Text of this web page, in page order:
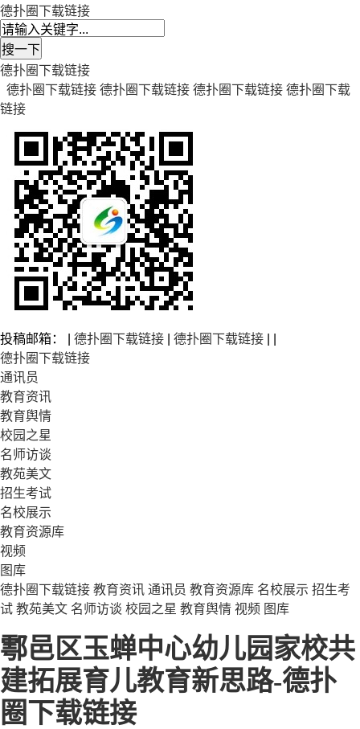
德扑圈下载链接
德扑圈下载链接
德扑圈下载链接 德扑圈下载链接 德扑圈下载链接 德扑圈下载
链接
投稿邮箱： | 德扑圈下载链接 德扑圈下载链接
德扑圈下载链接
通讯员
教育资讯
教育舆情
校园之星
名师访谈
教苑美文
招生考试
名校展示
教育资源库
视频
图库
德扑圈下载链接 教育资讯 通讯员 教育资源库 名校展示 招生考
试 教苑美文 名师访谈 校园之星 教育舆情 视频 图库
鄠邑区玉蝉中心幼儿园家校共
建拓展育儿教育新思路-德扑
圈下载链接